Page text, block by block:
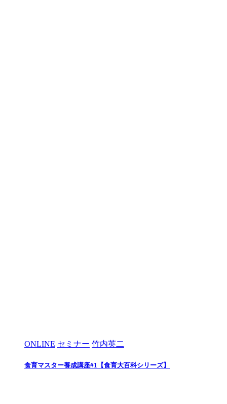
ONLINE セミナー 竹内英二
食育マスター養成講座#1【食育大百科シリーズ】